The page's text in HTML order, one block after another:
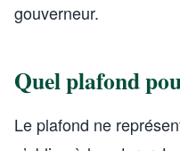
gouverneur.
Quel plafond
Le plafond ne